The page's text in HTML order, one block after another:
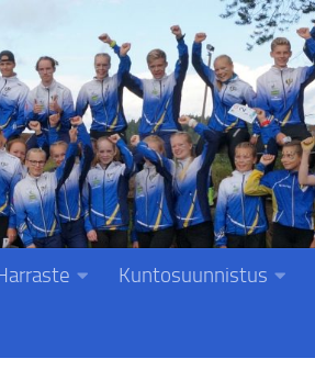
Kuntosuunnistus